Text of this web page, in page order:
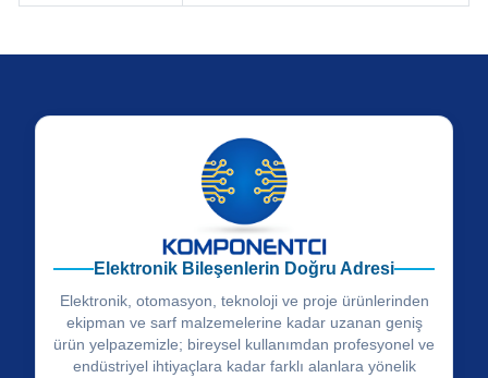
Elektronik Bileşenlerin Doğru Adresi
Elektronik, otomasyon, teknoloji ve proje ürünlerinden
ekipman ve sarf malzemelerine kadar uzanan geniş
ürün yelpazemizle; bireysel kullanımdan profesyonel ve
endüstriyel ihtiyaçlara kadar farklı alanlara yönelik